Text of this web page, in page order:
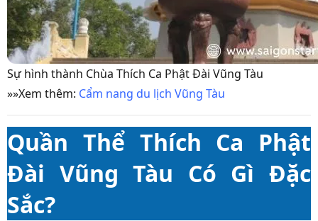
Sự hình thành Chùa Thích Ca Phật Đài Vũng Tàu
»»Xem thêm: Cẩm nang du lịch Vũng Tàu
Quần Thể Thích Ca Phật
Đài Vũng Tàu Có Gì Đặc
Sắc?